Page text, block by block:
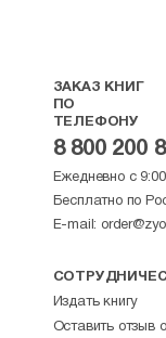
ЗАКАЗ КНИГ
ПО
ТЕЛЕФОНУ
8 800 200
Ежедневно с
Бесплатно по
E-mail:
Издать книгу
Оставить отзыв